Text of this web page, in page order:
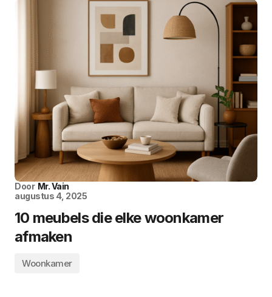
Door Mr. Vain
augustus 4, 2025
10 meubels die elke woonkamer
afmaken
Woonkamer